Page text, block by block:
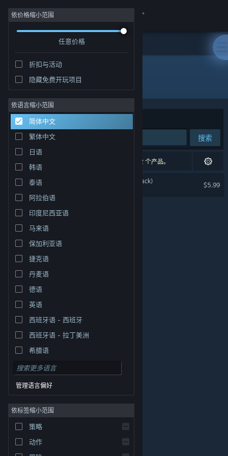
登录
社区
关于
客服
更改语言
获取 Steam 手机应用
查看桌面版网站
© Valve Corporation。保留所有权利。所有商标均为其在
律信息| 无障碍
依价格缩小范围
任意价格
折扣与活动
隐藏免费开玩项目
依语言缩小范围
简体中文
繁体中文
日语
韩语
泰语
阿拉伯语
印度尼西亚语
马来语
保加利亚语
捷克语
丹麦语
德语
英语
西班牙语 - 西班牙
西班牙语 - 拉丁美洲
希腊语
管理语言偏好
依标签缩小范围
策略
动作
发行商: Nyamakop
排序依据 相关性
搜索
1 个匹配的搜索结果。 根据您的偏好，已排除了 2 个产品。
Relooted (Original Soundtrack)
$5.99